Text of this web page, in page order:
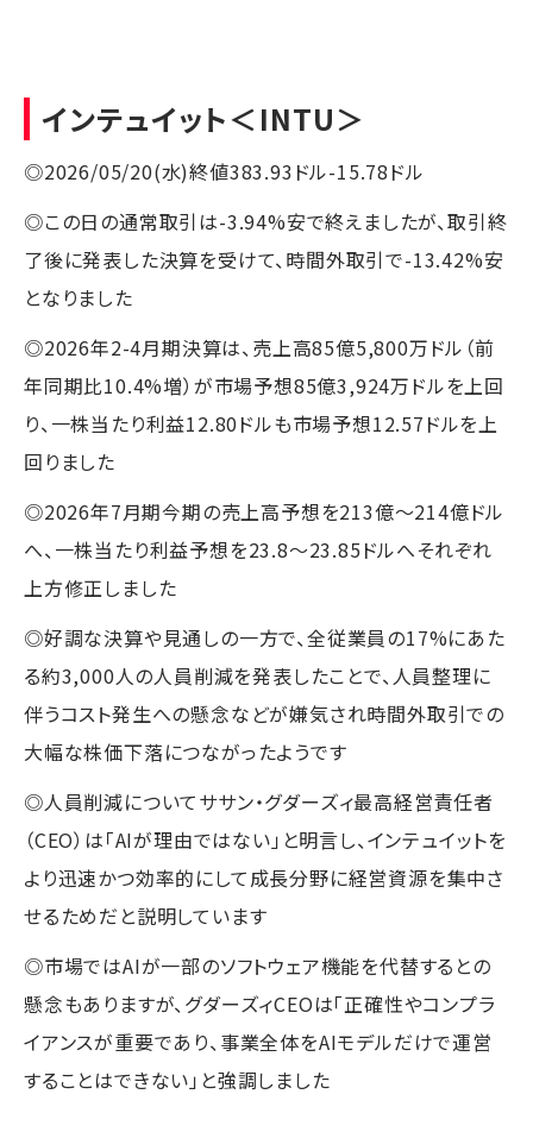
インテュイット＜INTU＞
◎2026/05/20(水)終値383.93ドル-15.78ドル
◎この日の通常取引は-3.94%安で終えましたが、取引終
了後に発表した決算を受けて、時間外取引で-13.42%安
となりました
◎2026年2-4月期決算は、売上高85億5,800万ドル（前
年同期比10.4%増）が市場予想85億3,924万ドルを上回
り、一株当たり利益12.80ドルも市場予想12.57ドルを上
回りました
◎2026年7月期今期の売上高予想を213億～214億ドル
へ、一株当たり利益予想を23.8～23.85ドルへそれぞれ
上方修正しました
◎好調な決算や見通しの一方で、全従業員の17%にあた
る約3,000人の人員削減を発表したことで、人員整理に
伴うコスト発生への懸念などが嫌気され時間外取引での
大幅な株価下落につながったようです
◎人員削減についてササン・グダーズィ最高経営責任者
（CEO）は「AIが理由ではない」と明言し、インテュイットを
より迅速かつ効率的にして成長分野に経営資源を集中さ
せるためだと説明しています
◎市場ではAIが一部のソフトウェア機能を代替するとの
懸念もありますが、グダーズィCEOは「正確性やコンプラ
イアンスが重要であり、事業全体をAIモデルだけで運営
することはできない」と強調しました